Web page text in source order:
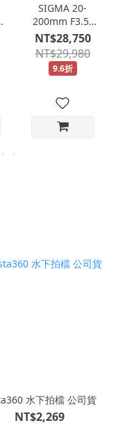
SIGMA 20-
200mm F3.5-
6.3 DG
Contemporary
FOR SONY 公
司貨
NT$28,750
NT$29,980
9.6折
Insta360 水下拍檔 公司貨
NT$2,269